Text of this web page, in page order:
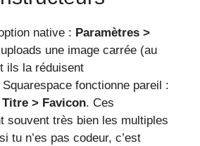
native : Paramètres >
une image carrée (au
ils la réduisent
fonctionne pareil :
> Favicon. Ces
souvent très bien les multiples
tu n’es pas codeur, c’est